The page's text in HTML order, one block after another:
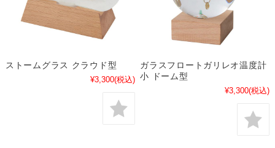
ストームグラス クラウド型
¥3,300(税込)
ガラスフロートガリレオ温度計
小 ドーム型
¥3,300(税込)